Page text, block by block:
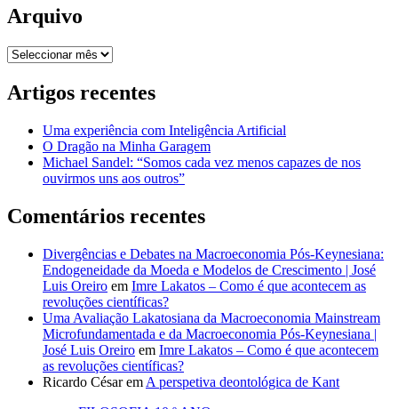
Arquivo
Arquivo
Artigos recentes
Uma experiência com Inteligência Artificial
O Dragão na Minha Garagem
Michael Sandel: “Somos cada vez menos capazes de nos
ouvirmos uns aos outros”
Comentários recentes
Divergências e Debates na Macroeconomia Pós-Keynesiana:
Endogeneidade da Moeda e Modelos de Crescimento | José
Luis Oreiro em Imre Lakatos – Como é que acontecem as
revoluções científicas?
Uma Avaliação Lakatosiana da Macroeconomia Mainstream
Microfundamentada e da Macroeconomia Pós-Keynesiana |
José Luis Oreiro em Imre Lakatos – Como é que acontecem
as revoluções científicas?
Ricardo Césarem A perspetiva deontológica de Kant